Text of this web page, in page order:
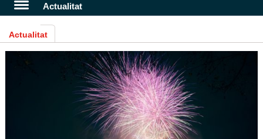
Actualitat
Actualitat